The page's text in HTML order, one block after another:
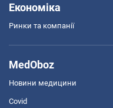
Економіка
Ринки та компанії
MedOboz
Новини медицини
Covid